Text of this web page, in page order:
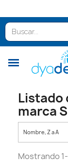
Listado
marca
Nombre, Z a A
Mostrando